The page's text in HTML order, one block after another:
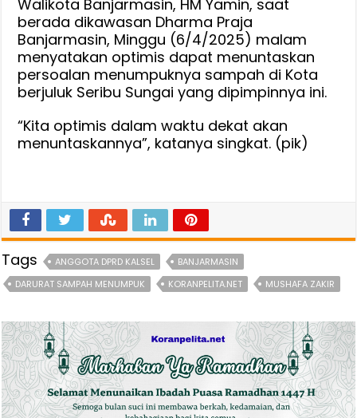
Walikota Banjarmasin, HM Yamin, saat
berada dikawasan Dharma Praja
Banjarmasin, Minggu (6/4/2025) malam
menyatakan optimis dapat menuntaskan
persoalan menumpuknya sampah di Kota
berjuluk Seribu Sungai yang dipimpinnya ini.
“Kita optimis dalam waktu dekat akan
menuntaskannya”, katanya singkat. (pik)
Tags ANGGOTA DPRD KALSEL
BANJARMASIN
DARURAT SAMPAH MENUMPUK
KORANPELITA.NET MUSHAFA ZAKIR